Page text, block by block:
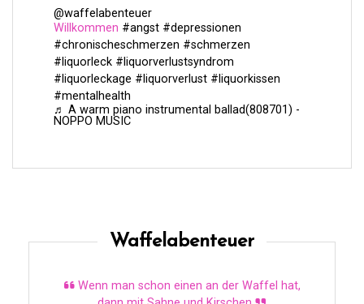
@waffelabenteuer
Willkommen #angst #depressionen
#chronischeschmerzen #schmerzen
#liquorleck #liquorverlustsyndrom
#liquorleckage #liquorverlust #liquorkissen
#mentalhealth
♬ A warm piano instrumental ballad(808701) -
NOPPO MUSIC
Waffelabenteuer
Wenn man schon einen an der Waffel hat,